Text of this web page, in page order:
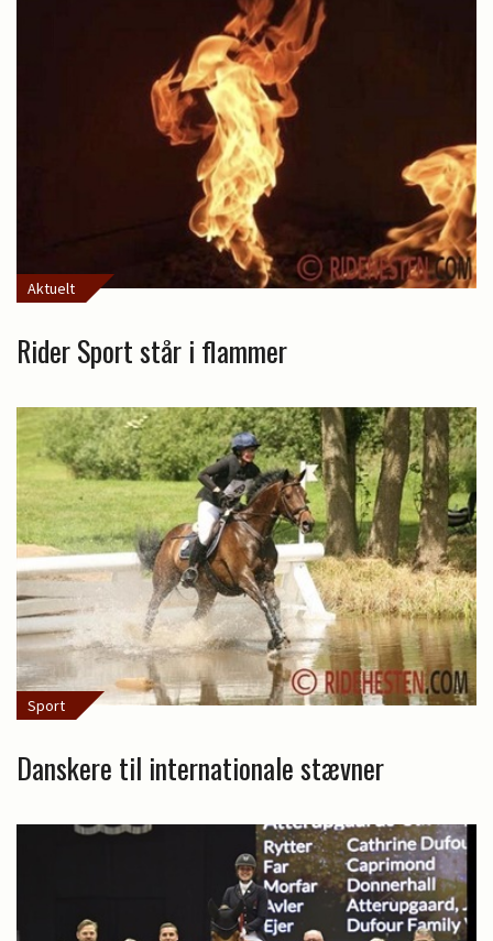
Aktuelt
Rider Sport står i flammer
Sport
Danskere til internationale stævner